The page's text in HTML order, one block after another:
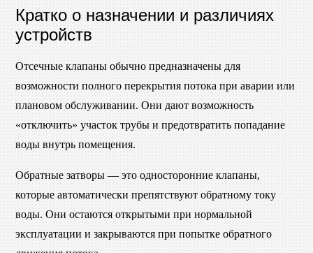
Кратко о назначении и различиях
устройств
Отсечные клапаны обычно предназначены для
возможности полного перекрытия потока при аварии или
плановом обслуживании. Они дают возможность
«отключить» участок трубы и предотвратить попадание
воды внутрь помещения.
Обратные затворы — это односторонние клапаны,
которые автоматически препятствуют обратному току
воды. Они остаются открытыми при нормальной
эксплуатации и закрываются при попытке обратного